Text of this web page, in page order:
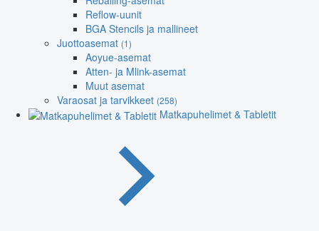
Reflow-uunit
BGA Stencils ja mallineet
Juottoasemat (1)
Aoyue-asemat
Atten- ja Mlink-asemat
Muut asemat
Varaosat ja tarvikkeet (258)
Matkapuhelimet & Tabletit